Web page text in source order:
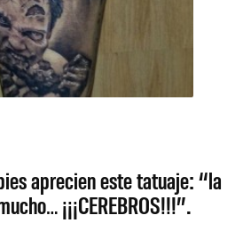
aprecien este tatuaje: “la
¡¡¡CEREBROS!!!”.